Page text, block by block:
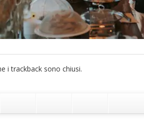
i trackback sono chiusi.